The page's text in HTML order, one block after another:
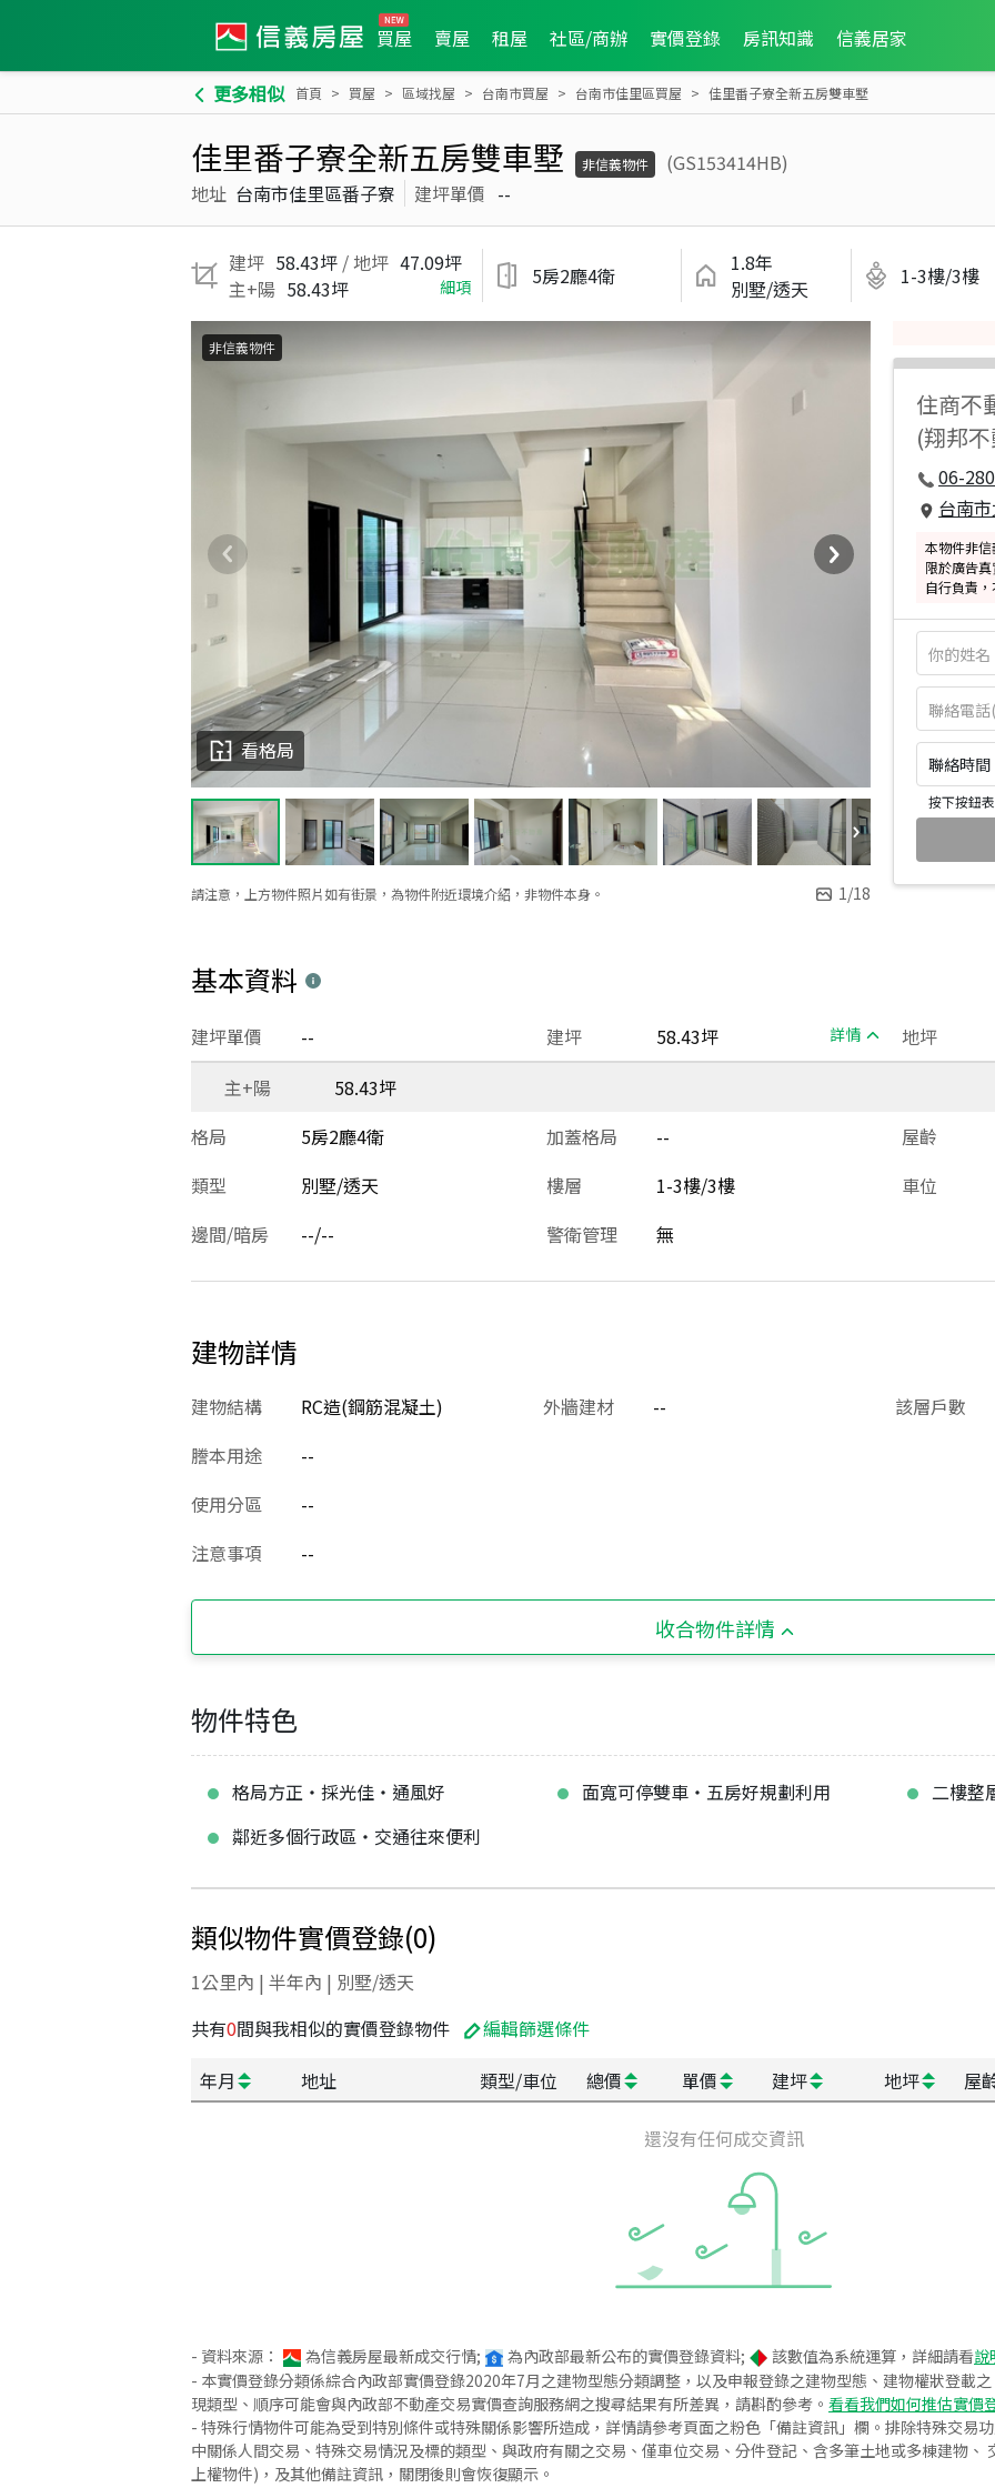
買屋 賣屋 租屋 社區/商辦 實價登錄 房訊知識 信義居家
更多相似 首頁 買屋 區域找屋 台南市買屋 台南市佳里區買屋 佳里番子寮全新五房雙車墅
佳里番子寮全新五房雙車墅 非信義物件
(GS153414HB)
地址 台南市佳里區番子寮 建坪單價 --
建坪 58.43坪 / 地坪 47.09坪
主+陽 58.43坪 細項 5房2廳4衛
1.8年
別墅/透天
1-3樓/3樓
請注意，上方物件照片如有街景，為物件附近環境介紹，非物件本身。 1/18
看格局
非信義物件
住商不
(翔邦
06-
台南
本物件非
限於廣告
自行負責
聯絡時
按下按鈕
基本資料
建坪 58.43坪 詳情
建坪單價 -- 地坪
主+陽
58.43坪
格局
5房2廳4衛 加蓋格局 -- 屋齡
類型
別墅/透天 樓層 1-3樓/3樓 車位
邊間/暗房 --/-- 警衛管理 無
建物詳情
建物結構 RC造(鋼筋混凝土) 外牆建材 -- 該層戶數
謄本用途
--
使用分區
--
注意事項
--
收合物件詳情
物件特色
格局方正‧採光佳‧通風好 面寬可停雙車‧五房好規劃利用
二樓整
鄰近多個行政區‧交通往來便利
類似物件實價登錄(0)
1公里內 | 半年內 | 別墅/透天
共有0間與我相似的實價登錄物件 編輯篩選條件
年月
地址 類型/車位 總價 單價 建坪 地坪 屋
還沒有任何成交資訊
- 資料來源： 為信義房屋最新成交行情; 為內政部最新公布的實價登錄資料; 該數值為系統運算，詳細請看說
- 本實價登錄分類係綜合內政部實價登錄2020年7月之建物型態分類調整，以及申報登錄之建物型態、建物權狀登載
現類型、順序可能會與內政部不動產交易實價查詢服務網之搜尋結果有所差異，請斟酌參考。 看看我們如何推估實價
- 特殊行情物件可能為受到特別條件或特殊關係影響所造成，詳情請參考頁面之粉色「備註資訊」欄。排除特殊交易
中關係人間交易、特殊交易情況及標的類型、與政府有關之交易、僅車位交易、分件登記、含多筆土地或多棟建物、
上權物件)，及其他備註資訊，關閉後則會恢復顯示。